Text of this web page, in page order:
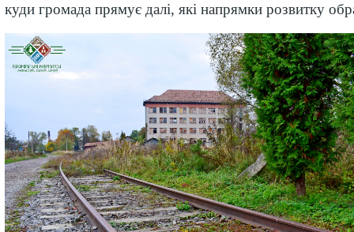
куди громада прямує далі, які напрямки розвитку